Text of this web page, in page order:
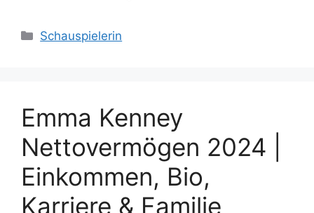
Categories
Schauspielerin
Emma Kenney
Nettovermögen 2024 |
Einkommen, Bio,
Karriere & Familie